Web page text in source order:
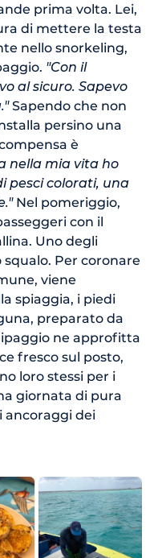
prima volta. Lei,
di mettere la testa
nello snorkeling,
"Con il
al sicuro. Sapevo
Sapendo che non
persino una
è
nella mia vita ho
pesci colorati, una
Nel pomeriggio,
con il
Uno degli
Per coronare
viene
spiaggia, i piedi
preparato da
ne approfitta
fresco sul posto,
loro stessi per i
giornata di pura
ancoraggi dei